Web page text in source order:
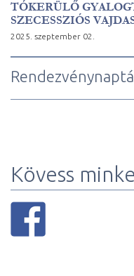
TÓKERÜLŐ
SZECESSZIÓS
2025. szeptember 02.
Kövess